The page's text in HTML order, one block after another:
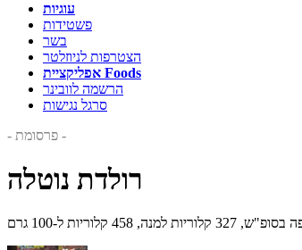
עוגיות
פשטידות
בשר
הצטרפות לניוזלטר
אפליקציית Foods
הרשמה לוובינר
סרגל נגישות
- פרסומת -
רולדת נוטלה
ל-100 גרם